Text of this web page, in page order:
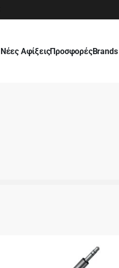
Νέες ΑφίξειςΠροσφορέςBrands